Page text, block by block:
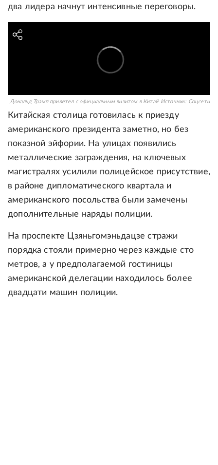
два лидера начнут интенсивные переговоры.
Дональд Трамп прилетел с официальным визитом в Китай Источник: Соцсети
Китайская столица готовилась к приезду
американского президента заметно, но без
показной эйфории. На улицах появились
металлические заграждения, на ключевых
магистралях усилили полицейское присутствие,
в районе дипломатического квартала и
американского посольства были замечены
дополнительные наряды полиции.
На проспекте Цзяньгомэньдацзе стражи
порядка стояли примерно через каждые сто
метров, а у предполагаемой гостиницы
американской делегации находилось более
двадцати машин полиции.